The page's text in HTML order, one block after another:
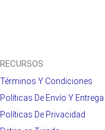
RECURSOS
Términos Y Condiciones
Políticas De Envío Y Entrega
Políticas De Privacidad